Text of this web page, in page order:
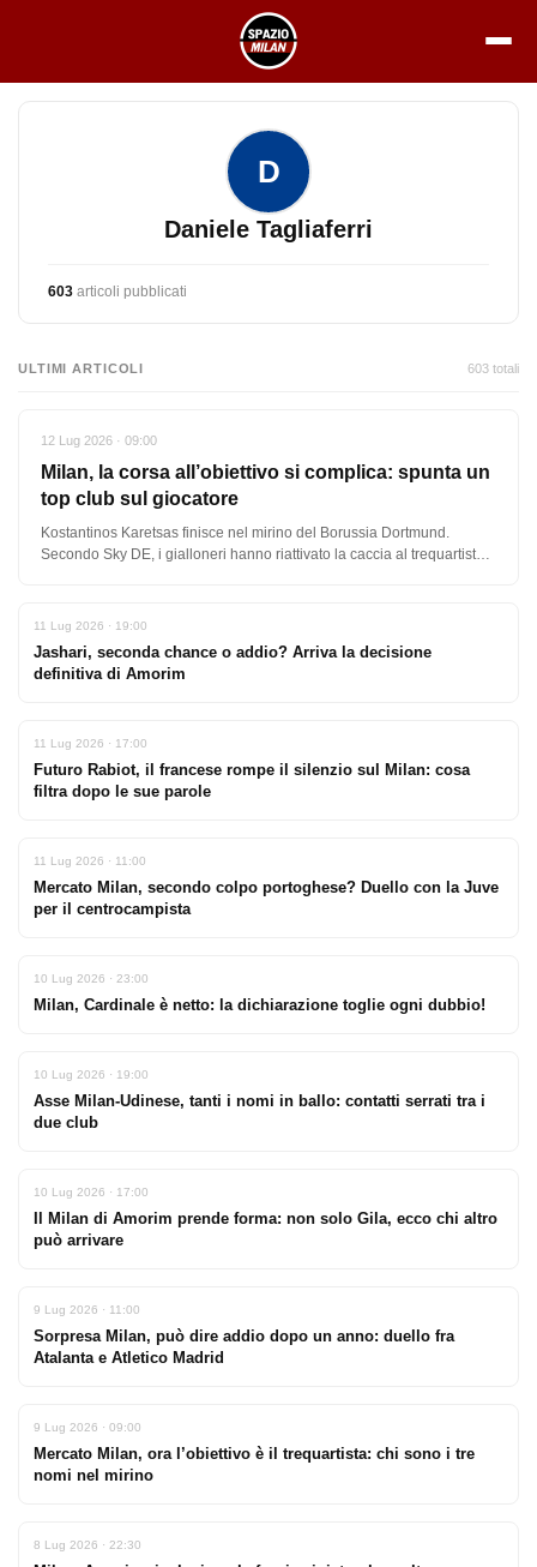
contenuto
D
Daniele Tagliaferri
603 articoli pubblicati
ULTIMI ARTICOLI 603 totali
12 Lug 2026 · 09:00
Milan, la corsa all’obiettivo si complica: spunta un
top club sul giocatore
Kostantinos Karetsas finisce nel mirino del Borussia Dortmund.
Secondo Sky DE, i gialloneri hanno riattivato la caccia al trequartista
11 Lug 2026 · 19:00
Jashari, seconda chance o addio? Arriva la decisione
definitiva di Amorim
11 Lug 2026 · 17:00
Futuro Rabiot, il francese rompe il silenzio sul Milan: cosa
filtra dopo le sue parole
11 Lug 2026 · 11:00
Mercato Milan, secondo colpo portoghese? Duello con la Juve
per il centrocampista
10 Lug 2026 · 23:00
Milan, Cardinale è netto: la dichiarazione toglie ogni dubbio!
10 Lug 2026 · 19:00
Asse Milan-Udinese, tanti i nomi in ballo: contatti serrati tra i
due club
10 Lug 2026 · 17:00
Il Milan di Amorim prende forma: non solo Gila, ecco chi altro
può arrivare
9 Lug 2026 · 11:00
Sorpresa Milan, può dire addio dopo un anno: duello fra
Atalanta e Atletico Madrid
9 Lug 2026 · 09:00
Mercato Milan, ora l’obiettivo è il trequartista: chi sono i tre
nomi nel mirino
8 Lug 2026 · 22:30